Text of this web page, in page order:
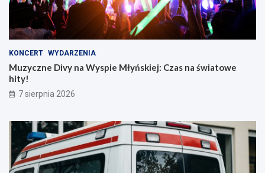
KONCERT WYDARZENIA
Muzyczne Divy na Wyspie Młyńskiej: Czas na światowe
hity!
7 sierpnia 2026